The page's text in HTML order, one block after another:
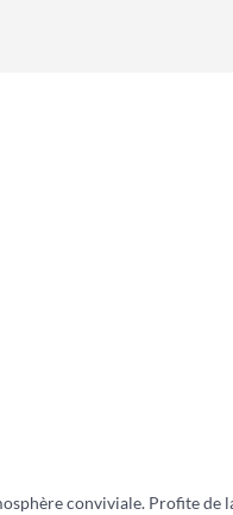
conviviale. Profite de